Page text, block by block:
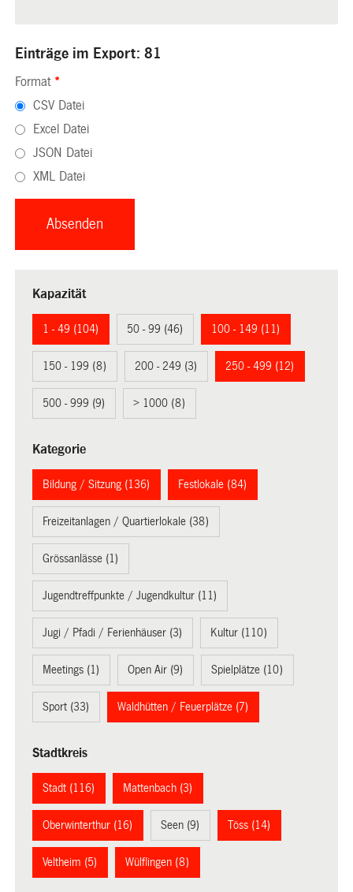
Einträge im Export: 81
Format *
CSV Datei
Excel Datei
JSON Datei
XML Datei
Kapazität
1 - 49 (104) 50 - 99 (46) 100 - 149 (11)
150 - 199 (8) 200 - 249 (3) 250 - 499 (12)
500 - 999 (9) > 1000 (8)
Kategorie
Bildung / Sitzung (136) Festlokale (84)
Freizeitanlagen / Quartierlokale (38)
Grössanlässe (1)
Jugendtreffpunkte / Jugendkultur (11)
Jugi / Pfadi / Ferienhäuser (3) Kultur (110)
Meetings (1) Open Air (9) Spielplätze (10)
Sport (33) Waldhütten / Feuerplätze (7)
Stadtkreis
Stadt (116) Mattenbach (3)
Oberwinterthur (16) Seen (9) Töss (14)
Veltheim (5) Wülflingen (8)